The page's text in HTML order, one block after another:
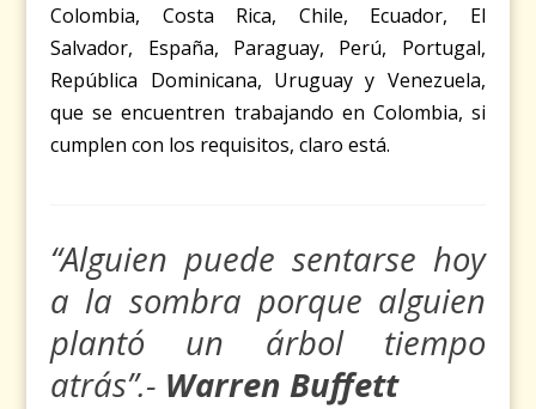
Colombia, Costa Rica, Chile, Ecuador, El
Salvador, España, Paraguay, Perú, Portugal,
República Dominicana, Uruguay y Venezuela,
que se encuentren trabajando en Colombia, si
cumplen con los requisitos, claro está.
“Alguien puede sentarse hoy
a la sombra porque alguien
plantó un árbol tiempo
atrás”.- Warren Buffett